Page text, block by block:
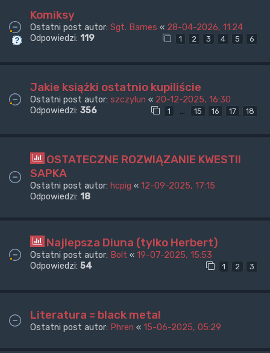
Komiksy
Ostatni post autor: Sgt. Barnes « 28-04-2026, 11:24
Odpowiedzi: 119 1 2 3 4 5 6
Jakie książki ostatnio kupiliście
Ostatni post autor: szczylun « 20-12-2025, 16:30
Odpowiedzi: 356 1 … 15 16 17 18
OSTATECZNE ROZWIĄZANIE KWESTII
SAPKA
Ostatni post autor: hcpig « 12-09-2025, 17:15
Odpowiedzi: 18
Najlepsza Diuna (tylko Herbert)
Ostatni post autor: Bolt « 19-07-2025, 15:53
Odpowiedzi: 54 1 2 3
Literatura = black metal
Ostatni post autor: Phren « 15-06-2025, 05:29